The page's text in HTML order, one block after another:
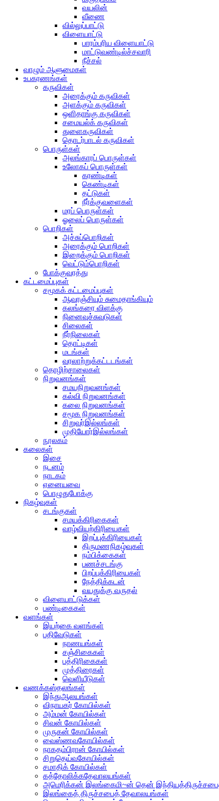
வயலின்
வீணை
வில்லுப்பாட்டு
விளையாட்டு
பாரம்பரிய விளையாட்டு
மாட்டுவண்டில்ச்சவாரி
நீச்சல்
வாழும் ஆளுமைகள்
உபகரணங்கள்
கருவிகள்
அரைக்கும் கருவிகள்
அளக்கும் கருவிகள்
ஒளிதாங்கு கருவிகள்
சமையல்க் கருவிகள்
துளைகருவிகள்
தொடர்பாடல் கருவிகள்
பொருள்கள்
அலங்காரப் பொருள்கள்
உலோகப் பொருள்கள்
கரண்டிகள்
கெண்டிகள்
தட்டுகள்
நீர்க்குவளைகள்
மரப் பொருள்கள்
ஓலைப் பொருள்கள்
பொறிகள்
அச்சுப்பொறிகள்
அரைக்கும் பொறிகள்
இறைக்கும் பொறிகள்
வெட்டும்பொறிகள்
போக்குவரத்து
கட்டமைப்புகள்
சமூகக் கட்டமைப்புகள்
ஆவுரஞ்சியும் சுமைதாங்கியும்
கலங்கரை விளக்கு
நினைவுச்சுவடுகள்
சிலைகள்
நீர்நிலைகள்
தொட்டிகள்
மடங்கள்
வரலாற்றுக்கட்டடங்கள்
தொழிற்சாலைகள்
நிறுவனங்கள்
சமயநிறுவனங்கள்
கல்வி நிறுவனங்கள்
கலை நிறுவனங்கள்
சமூக நிறுவனங்கள்
சிறுவர்இல்லங்கள்
முதியோர்இல்லங்கள்
நூலகம்
கலைகள்
இசை
நடனம்
நாடகம்
ஏனையவை
பொழுதுபோக்கு
நிகழ்வுகள்
சடங்குகள்
சமயக்கிரிகைகள்
வாழ்வியற்கிரியைகள்
இறப்புக்கிரியைகள்
திருமணநிகழ்வுகள்
நம்பிக்கைகள்
பணச்சடங்கு
பிறப்புக்கிரியைகள்
நேத்திக்கடன்
வயதுக்கு வருதல்
விளையாட்டுக்கள்
பண்டிகைகள்
வளங்கள்
இயற்கை வளங்கள்
பதிவேடுகள்
நாணயங்கள்
சஞ்சிகைகள்
பத்திரிகைகள்
முத்திரைகள்
வெளியீடுகள்
வணக்கஸ்தலங்கள்
இந்துஆலயங்கள்
விநாயகர் கோயில்கள்
அம்மன் கோயில்கள்
சிவன் கோயில்கள்
முருகன் கோயில்கள்
வைஸ்ணவகோயில்கள்
நாகதம்பிரான் கோயில்கள்
சிறுதெய்வகோயில்கள்
சமாதிக் கோயில்கள்
கத்தோலிக்கதேவாலயங்கள்
அமெரிக்கன் இலங்கைமி~ன் தென்
இலங்கைத் திருச்சபைத் தேவாலயங்கள்